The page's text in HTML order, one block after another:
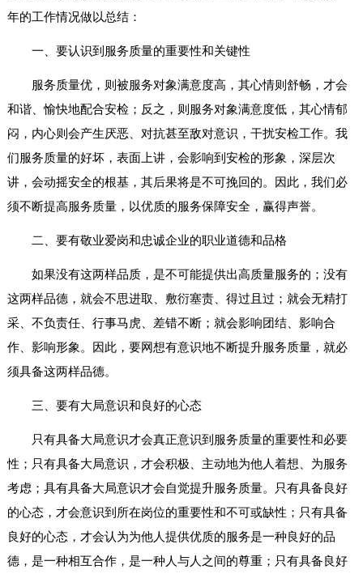
年的工作情况做以总结：
一、要认识到服务质量的重要性和关键性
服务质量优，则被服务对象满意度高，其心情则舒畅，才会
和谐、愉快地配合安检；反之，则服务对象满意度低，其心情郁
闷，内心则会产生厌恶、对抗甚至敌对意识，干扰安检工作。我
们服务质量的好坏，表面上讲，会影响到安检的形象，深层次
讲，会动摇安全的根基，其后果将是不可挽回的。因此，我们必
须不断提高服务质量，以优质的服务保障安全，赢得声誉。
二、要有敬业爱岗和忠诚企业的职业道德和品格
如果没有这两样品质，是不可能提供出高质量服务的；没有
这两样品德，就会不思进取、敷衍塞责、得过且过；就会无精打
采、不负责任、行事马虎、差错不断；就会影响团结、影响合
作、影响形象。因此，要网想有意识地不断提升服务质量，就必
须具备这两样品德。
三、要有大局意识和良好的心态
只有具备大局意识才会真正意识到服务质量的重要性和必要
性；只有具备大局意识，才会积极、主动地为他人着想、为服务
考虑；具有具备大局意识才会自觉提升服务质量。只有具备良好
的心态，才会意识到所在岗位的重要性和不可或缺性；只有具备
良好的心态，才会认为为他人提供优质的服务是一种良好的品
德，是一种相互合作，是一种人与人之间的尊重；只有具备良好